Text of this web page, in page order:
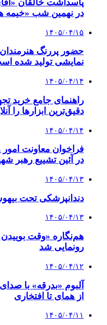
پاسداشت خالقان
در نهمین شب «خیمه
۱۴۰۵/۰۴/۱۵
نمایشی تولید شده
۱۴۰۵/۰۴/۱۴
راهنمای جامع خرید
دقیق‌ترین ابزارها را
۱۴۰۵/۰۴/۱۴
فراخوان معاونت
در آئین تشییع رهبر
۱۴۰۵/۰۴/۱۳
دندانپزشکی تحت
۱۴۰۵/۰۴/۱۳
هم‌نگاره «وقت
رونمایی شد
۱۴۰۵/۰۴/۱۲
از همای تا افتخاری
۱۴۰۵/۰۴/۱۱